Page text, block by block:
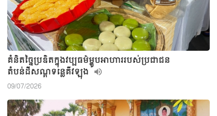
គំនិតច្នៃប្រឌិតក្នុងវប្បធម៌ម្ហូបអាហាររបស់ប្រជាជន
តំបន់ដីសណ្តទន្លេគីវឡុង
09/07/2026